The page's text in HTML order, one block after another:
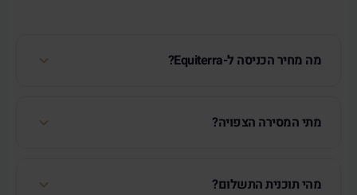
מה מחיר הכניסה ל-Equiterra?
מתי המסירה הצפויה?
מהי תוכנית התשלום?